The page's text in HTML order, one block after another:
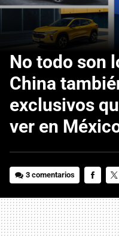
No todo son
China
exclusivos
ver en
3 comentarios